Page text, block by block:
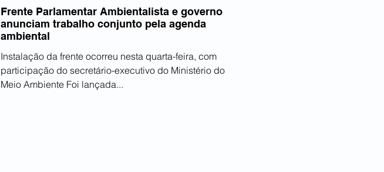
Frente Parlamentar Ambientalista e governo
anunciam trabalho conjunto pela agenda
ambiental
Instalação da frente ocorreu nesta quarta-feira, com
participação do secretário-executivo do Ministério do
Meio Ambiente Foi lançada...